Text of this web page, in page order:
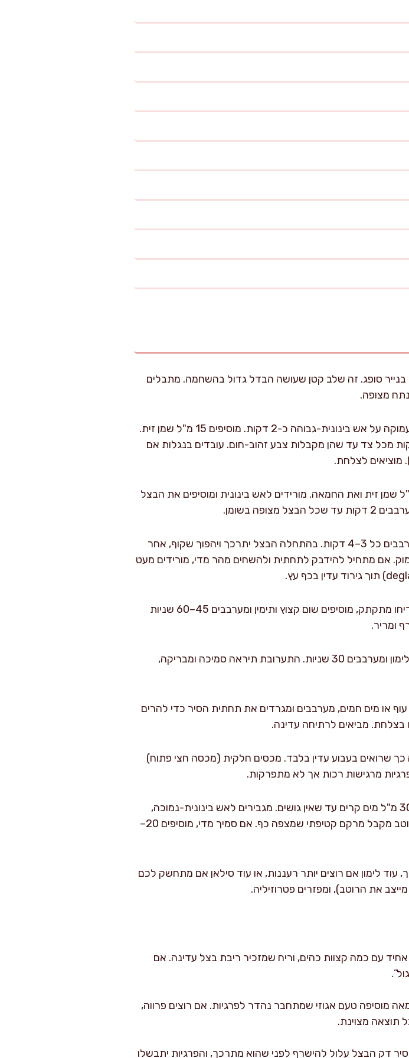
בנייר סופג. זה שלב קטן שעושה הבדל גדול בהשחמה. מתבלים
מחממים סיר רחב וכבד או מחבת עמוקה על אש בינונית-גבוהה כ-2 דקות. מוסיפים 15 מ"ל שמן זית.
מבריק ורועד קלות, צורבים את הפרגיות 2–3 דקות מכל צד עד שהן מקבלות צבע זהוב-חום. עובדים בנגלות אם
מוציאים לצלחת.
סיר מוסיפים עוד 15 מ"ל שמן זית ואת החמאה. מורידים לאש בינונית ומוסיפים את הבצל
ממשיכים לבשל 25–35 דקות, מערבבים כל 3–4 דקות. בהתחלה הבצל יתרכך ויהפוך שקוף, אחר
אם מתחיל להידבק לתחתית ולהשחים מהר מדי, מורידים מעט
כשהבצל כבר ענברי וריחו מתקתק, מוסיפים שום קצוץ ותימין ומערבבים 45–60 שניות
ומריר.
מוסיפים לסיר חרדל, סילאן, סויה ומיץ לימון ומערבבים 30 שניות. התערובת תיראה סמיכה ומבריקה,
מ"ל ציר עוף או מים חמים, מערבבים ומגרדים את תחתית הסיר כדי להרים
בצלחת. מביאים לרתיחה עדינה.
כך שרואים בעבוע עדין בלבד. מכסים חלקית (מכסה חצי פתוח)
מערבבים קורנפלור עם 30 מ"ל מים קרים עד שאין גושים. מגבירים לאש בינונית-נמוכה,
יוצקים בהדרגה תוך ערבוב, ומבשלים 2–3 דקות עד שהרוטב מקבל מרקם קטיפתי שמצפה כף. אם סמיך מדי, מוסיפים 20–
עוד לימון אם רוצים יותר רעננות, או עוד סילאן אם מתחשק לכם
עם כמה קצוות כהים, וריח שמזכיר ריבת בצל עדינה. אם
מוסיפה טעם אגוזי שמתחבר נהדר לפרגיות. אם רוצים פרווה,
דק הבצל עלול להישרף לפני שהוא מתרכך, והפרגיות יתבשלו